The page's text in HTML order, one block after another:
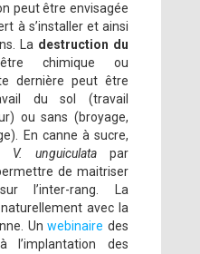
peut être envisagée
à s’installer et ainsi
La destruction du
chimique ou
dernière peut être
du sol (travail
ou sans (broyage,
En canne à sucre,
V. unguiculatapar
de maitriser
l’inter-rang. La
avec la
Unwebinaire des
l’implantation des